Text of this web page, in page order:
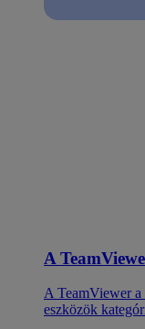
A
A TeamViewer
eszközök